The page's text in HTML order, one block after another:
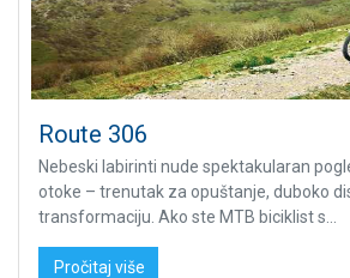
Route 306
Nebeski labirinti nude spektakularan
otoke – trenutak za opuštanje, duboko
transformaciju. Ako ste MTB biciklist s...
Pročitaj više